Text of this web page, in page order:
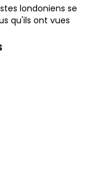
londoniens se
qu'ils ont vues